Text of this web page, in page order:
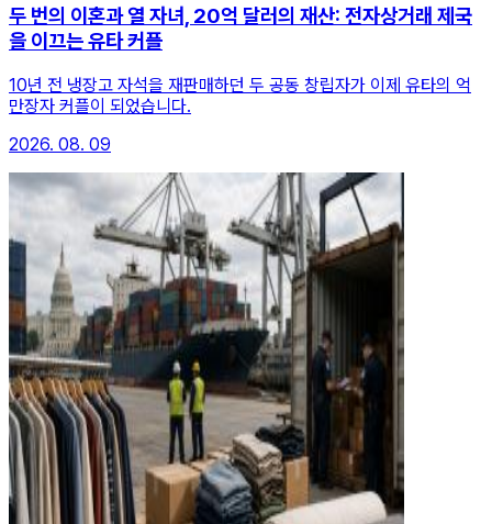
두 번의 이혼과 열 자녀, 20억 달러의 재산: 전자상거래 제국
을 이끄는 유타 커플
10년 전 냉장고 자석을 재판매하던 두 공동 창립자가 이제 유타의 억
만장자 커플이 되었습니다.
2026. 08. 09